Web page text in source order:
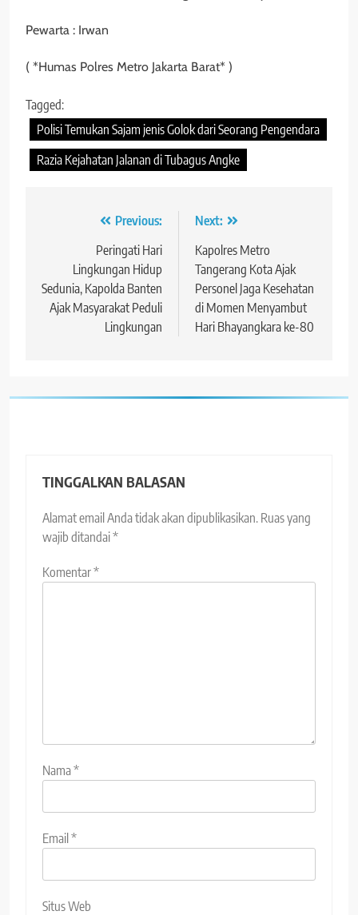
Pewarta : Irwan
( *Humas Polres Metro Jakarta Barat* )
Tagged:
Polisi Temukan Sajam jenis Golok dari Seorang Pengendara
Razia Kejahatan Jalanan di Tubagus Angke
Navigasi Previous:
Peringati Hari
Lingkungan Hidup
Sedunia, Kapolda Banten
Ajak Masyarakat Peduli
Lingkungan
Next:
Kapolres Metro
Tangerang Kota Ajak
Personel Jaga Kesehatan
di Momen Menyambut
Hari Bhayangkara ke-80
TINGGALKAN BALASAN
Alamat email Anda tidak akan dipublikasikan. Ruas yang
wajib ditandai*
Komentar*
Nama*
Email*
Situs Web